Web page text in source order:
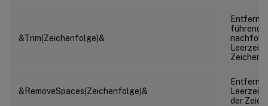
&Trim(Zeichenfolge)&
Entfernt
&RemoveSpaces(Zeichenfolge)&
Entfernt
der